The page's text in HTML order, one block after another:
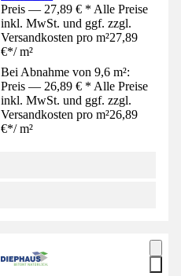
Preis — 27,89 € * Alle Preise
inkl. MwSt. und ggf. zzgl.
Versandkosten pro m²27,89
€*/ m²
Bei Abnahme von 9,6 m²:
Preis — 26,89 € * Alle Preise
inkl. MwSt. und ggf. zzgl.
Versandkosten pro m²26,89
€*/ m²